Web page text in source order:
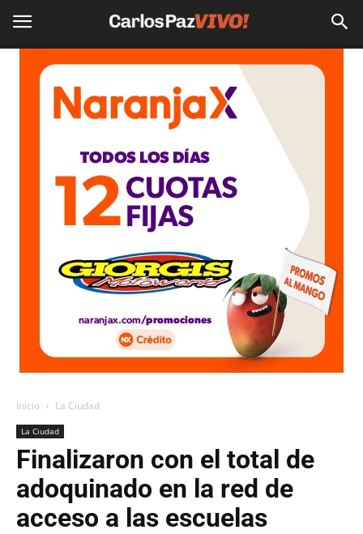
Inicio La Ciudad
La Ciudad
Finalizaron con el total de
adoquinado en la red de
acceso a las escuelas